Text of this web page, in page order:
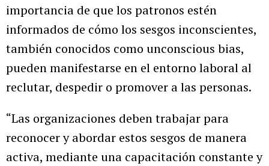
importancia de que los patronos estén
informados de cómo los sesgos inconscientes,
también conocidos como unconscious bias,
pueden manifestarse en el entorno laboral al
reclutar, despedir o promover a las personas.
“Las organizaciones deben trabajar para
reconocer y abordar estos sesgos de manera
activa, mediante una capacitación constante y